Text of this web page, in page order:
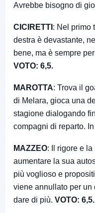
Avrebbe bisogno di
CICIRETTI : Nel primo
destra è devastante,
bene, ma è sempre
VOTO: 6,5.
MAROTTA: Trova il
di Melara, gioca una
stagione dialogando
compagni di reparto.
MAZZEO: Il rigore e
aumentare la sua
più voglioso e
viene annullato per un
dare di più. VOTO: 6,5.